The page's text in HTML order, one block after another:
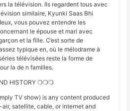
la télévision. Ils regardent tous avec
similaire, Kyunki Saas Bhi
vous pouvez entendre les
le épouse et mari avec
et la fille. C’est sorte de
typique en, où le mélodrame à
télévisées reste la forme de
la de n familles.
HISTORY ❍❍❍
TV show) is any content produced
satellite, cable, or internet and